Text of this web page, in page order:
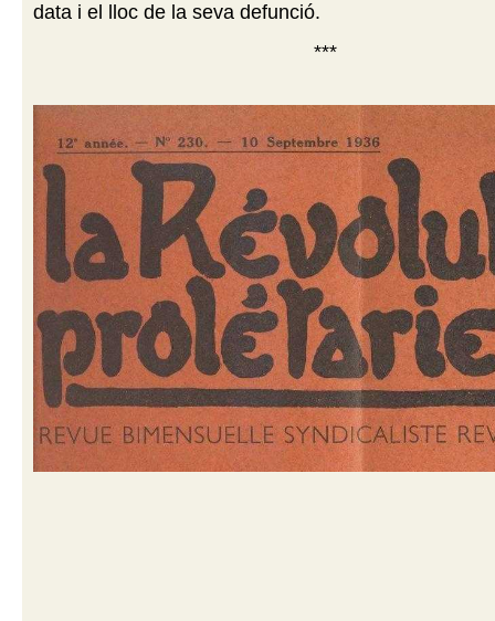
data i el lloc de la seva defunció.
***